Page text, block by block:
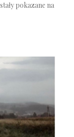
pokazane na